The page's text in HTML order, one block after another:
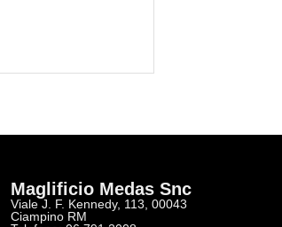
Maglificio Medas Snc
Viale J. F. Kennedy, 113, 00043
Ciampino RM